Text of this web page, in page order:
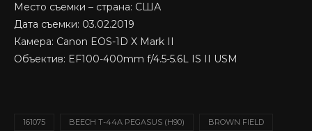
Место съемки – страна: США
Дата съемки: 03.02.2019
Камера: Canon EOS-1D X Mark II
Объектив: EF100-400mm f/4.5-5.6L IS II USM
161075 BEECH T-44A PEGASUS (H90) BROWN FIELD